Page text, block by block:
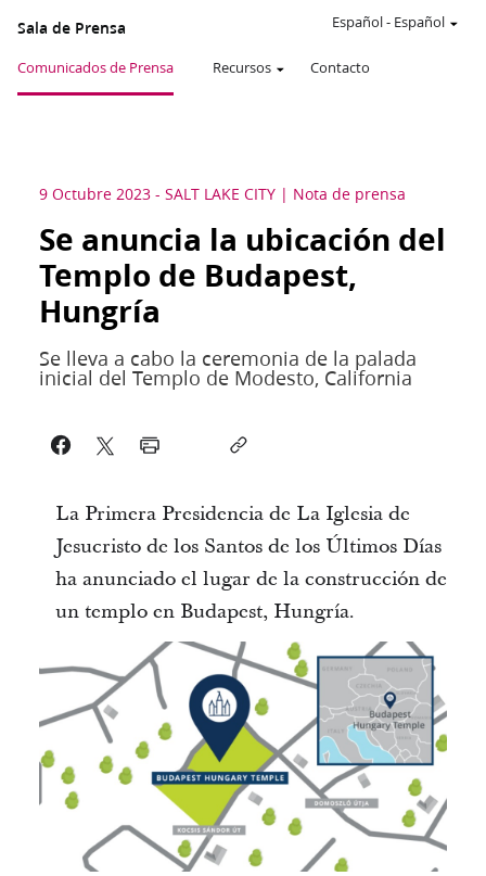
Sala de Prensa
Comunicados de Prensa Recursos Contacto
Español- Español
9 Octubre 2023 - SALT LAKE CITY Nota de prensa
Se anuncia la ubicación del
Templo de Budapest,
Hungría
Se lleva a cabo la ceremonia de la palada
inicial del Templo de Modesto, California
La Primera Presidencia de La Iglesia de
Jesucristo de los Santos de los Últimos Días
ha anunciado el lugar de la construcción de
un templo en Budapest, Hungría.